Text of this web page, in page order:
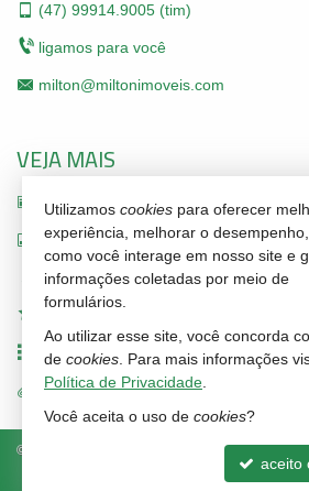
(47) 99914.9005 (tim)
ligamos para você
milton@miltonimoveis.com
VEJA MAIS
receba nosso newsletter
indicadores financeiros
cadastre seu imóvel
mapa de imóveis
trabalhe conosco
© Política de
Utilizamos cookies para oferecer
experiência, melhorar o
como você interage em nosso site e
informações coletadas por meio de
formulários.
Ao utilizar esse site, você concorda
de cookies . Para mais informações
Política de Privacidade
Você aceita o uso de cookies?
aceito